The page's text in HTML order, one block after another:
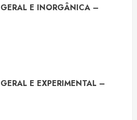
E INORGÂNICA –
E EXPERIMENTAL –